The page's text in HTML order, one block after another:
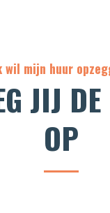
wil mijn huur
JIJ
OP